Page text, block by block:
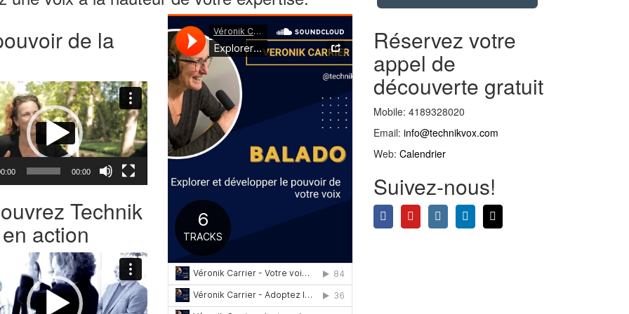
de la
00:00
Technik
action
Réservez votre
appel de
découverte gratuit
Mobile: 4189328020
Email: info@technikvox.com
Web: Calendrier
Suivez-nous!